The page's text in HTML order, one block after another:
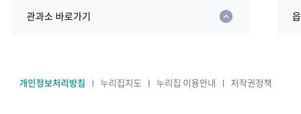
관과소 바로가기
개인정보처리방침 누리집지도 누리집 이용안내 저작권정책